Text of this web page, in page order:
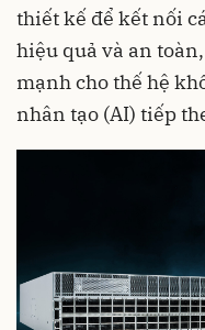
thiết kế để kết nối
hiệu quả và an
mạnh cho thế hệ
nhân tạo (AI) tiếp